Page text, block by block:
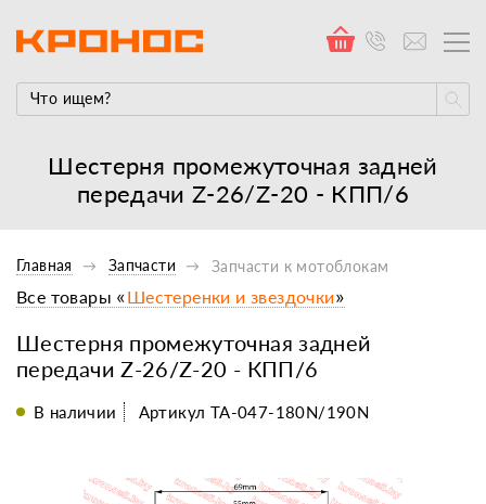
Шестерня промежуточная задней
передачи Z-26/Z-20 - КПП/6
Главная Запчасти Запчасти к мотоблокам
Шестерня промежуточная задней
передачи Z-26/Z-20 - КПП/6
Все товары «Шестеренки и звездочки»
В наличии Артикул TA-047-180N/190N